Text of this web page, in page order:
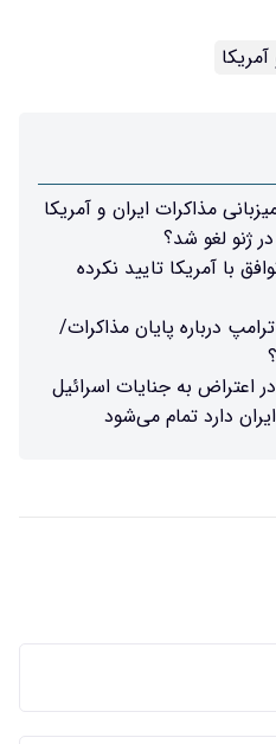
مذاکرات ایران و آمریکا
ژنو لغو شد؟
با آمریکا تایید نکرده
درباره پایان مذاکرات/
در اعتراض به جنایات اسرائیل
دارد تمام می‌شود